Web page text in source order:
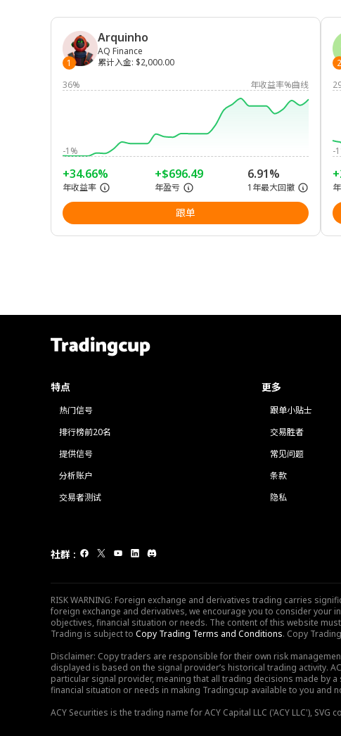
1
Arquinho
AQ Finance
累计入金: $2,000.00
36%
年收益率%曲线
-1%
+34.66%
年收益率
+$696.49
年盈亏
6.91%
1年最大回撤
跟单
2
-
特点
热门信号
排行榜前20名
提供信号
分析账户
交易者测试
更多
跟单小贴士
交易胜者
常见问题
条款
隐私
社群 :
RISK WARNING: Foreign exchange and derivatives trading carries
foreign exchange and derivatives, we encourage you to consider
objectives, financial situation or needs. The content of this website
Trading is subject to Copy Trading Terms and Conditions. Copy
Disclaimer: Copy traders are responsible for their own risk
displayed is based on the signal provider’s historical trading activity.
particular signal provider, meaning that all trading decisions made by
financial situation or needs in making Tradingcup available to you
ACY Securities is the trading name for ACY Capital LLC ('ACY LLC'), SVG